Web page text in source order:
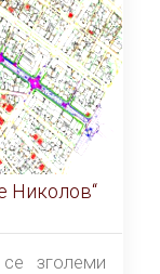
Николов“
зголеми